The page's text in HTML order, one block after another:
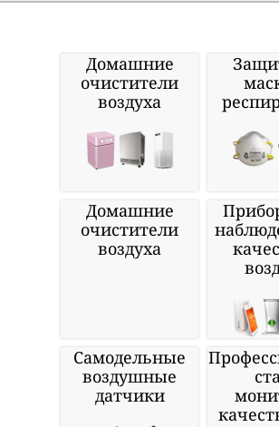
Домашние
очистители
воздуха
Домашние
очистители
воздуха
Самодельные
воздушные
датчики